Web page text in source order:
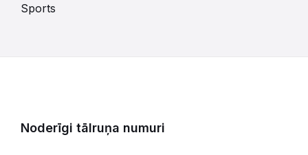
Sports
Noderīgi tālruņa numuri